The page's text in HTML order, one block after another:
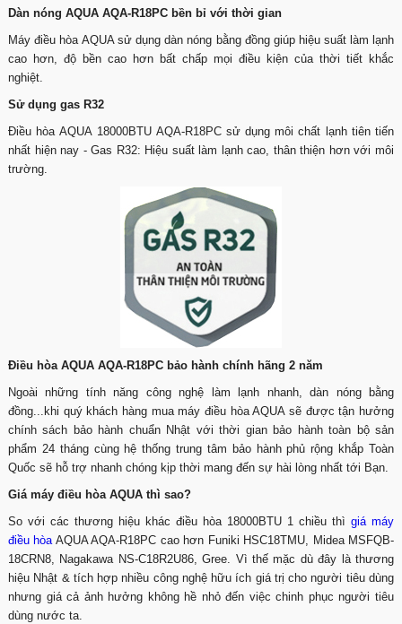
Dàn nóng AQUA AQA-R18PC bền bỉ với thời gian
Máy điều hòa AQUA sử dụng dàn nóng bằng đồng giúp hiệu suất làm lạnh
cao hơn, độ bền cao hơn bất chấp mọi điều kiện của thời tiết khắc
nghiệt.
Sử dụng gas R32
Điều hòa AQUA 18000BTU AQA-R18PC sử dụng môi chất lạnh tiên tiến
nhất hiện nay - Gas R32: Hiệu suất làm lạnh cao, thân thiện hơn với môi
trường.
Điều hòa AQUA AQA-R18PC bảo hành chính hãng 2 năm
Ngoài những tính năng công nghệ làm lạnh nhanh, dàn nóng bằng
đồng...khi quý khách hàng mua máy điều hòa AQUA sẽ được tận hưởng
chính sách bảo hành chuẩn Nhật với thời gian bảo hành toàn bộ sản
phẩm 24 tháng cùng hệ thống trung tâm bảo hành phủ rộng khắp Toàn
Quốc sẽ hỗ trợ nhanh chóng kịp thời mang đến sự hài lòng nhất tới Bạn.
Giá máy điều hòa AQUA thì sao?
So với các thương hiệu khác điều hòa 18000BTU 1 chiều thì giá máy
điều hòaAQUA AQA-R18PC cao hơn Funiki HSC18TMU, Midea MSFQB-
18CRN8, Nagakawa NS-C18R2U86, Gree. Vì thế mặc dù đây là thương
hiệu Nhật & tích hợp nhiều công nghệ hữu ích giá trị cho người tiêu dùng
nhưng giá cả ảnh hưởng không hề nhỏ đến việc chinh phục người tiêu
dùng nước ta.